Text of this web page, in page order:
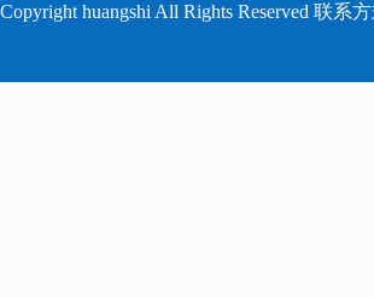
Copyright huangshi All Rights Reserved 联系